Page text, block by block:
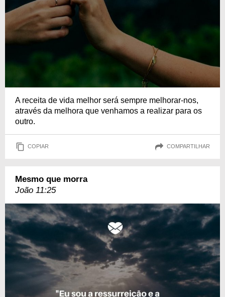
A receita de vida melhor será sempre melhorar-nos,
através da melhora que venhamos a realizar para os
outro.
COPIAR COMPARTILHAR
Mesmo que morra
João 11:25